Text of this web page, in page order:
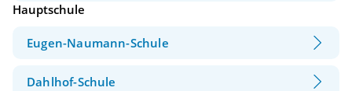
Hauptschule
Eugen-Naumann-Schule
Dahlhof-Schule